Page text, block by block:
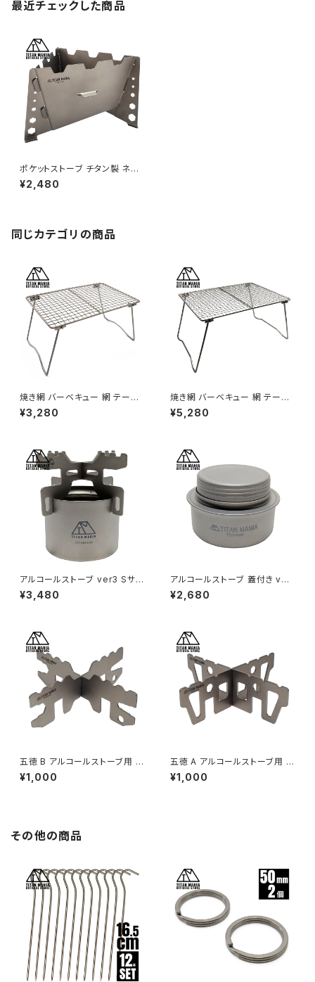
最近チェックした商品
ポケットストーブ チタン製 ネイ
チャーストーブ デルタ型 ポケッ
トコンロ ミニ コンロ コンパクト
ンプ用品 収納袋付き
¥2,480
同じカテゴリの商品
焼き網 バーベキュー 網 テーブ
ル S チタン ローテーブル メッシ
ュテーブル グリルスタンド 軽量
ロキャンプ BBQ アウトドア キャ
ンプ用品 収納袋付き
¥3,280
焼き網 バーベキュー 網 テーブ
ル L チタン ローテーブル メッシ
ュテーブル グリルスタンド 軽量
テーブル サイドテーブル 五徳
ソロキャンプ BBQ アウトドア キ
ャンプ用品 収納袋付き
¥5,280
アルコールストーブ ver3 Sサイ
ズ チタン製 軽量 頑丈 小型 コ
ンロ コンパクト ポータブル キャ
¥3,480
アルコールストーブ 蓋付き ver
4 チタン製 軽量 頑丈 アルスト
小型 ミニ コンロ コンパクト ポ
用品 キャンプ用品 収納袋付き
¥2,680
五徳 B アルコールストーブ用 チ
タン製 超軽量 頑丈 十字 ミニ
クロススタンド ソロキャンプ BB
¥1,000
五徳 A アルコールストーブ用 チ
タン製 超軽量 頑丈 十字 ミニ
クロススタンド ソロキャンプ BB
¥1,000
その他の商品